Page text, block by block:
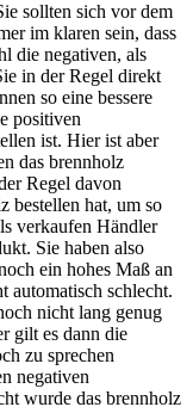
sollten sich vor dem
im klaren sein, dass
die negativen, als
in der Regel direkt
so eine bessere
positiven
ist. Hier ist aber
das brennholz
Regel davon
bestellen hat, um so
verkaufen Händler
Sie haben also
ein hohes Maß an
automatisch schlecht.
nicht lang genug
gilt es dann die
zu sprechen
negativen
wurde das brennholz